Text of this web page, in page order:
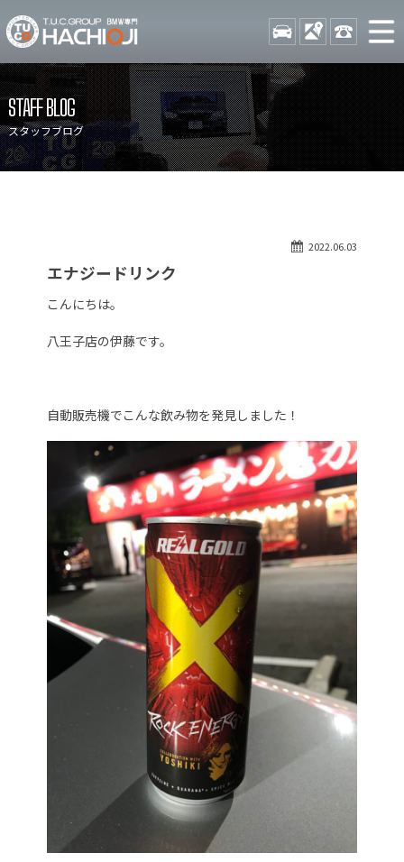
TUCグループ BMW専門 八
STOCK ACCESS 042-
ニュース
在庫リスト
目玉車両一覧
保証＆サービス
アクセスマップ
自動車保険
STAFF BLOG
スタッフブログ
2022.06.03
エナジードリンク
こんにちは。
八王子店の伊藤です。
自動販売機でこんな飲み物を発見しました！